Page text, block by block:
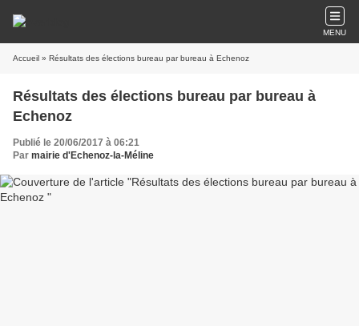
MENU
Accueil » Résultats des élections bureau par bureau à Echenoz
Résultats des élections bureau par bureau à
Echenoz
Publié le 20/06/2017 à 06:21
Par mairie d'Echenoz-la-Méline